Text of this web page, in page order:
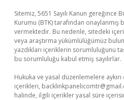
Sitemiz, 5651 Sayılı Kanun gereğince
Kurumu (BTK) tarafından onaylanmış
vermektedir. Bu nedenle, sitedeki
veya araştırma yükümlülüğümüz
yazdıkları içeriklerin sorumluluğunu
bu sorumluluğu kabul etmiş sayılırlar.
Hukuka ve yasal düzenlemelere
içerikleri,
halinde, ilgili içerikler yasal süre